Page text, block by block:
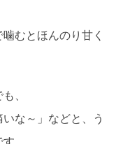
むとほんのり甘く
、
な～」などと、う